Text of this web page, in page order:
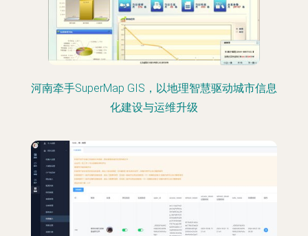
河南牵手SuperMap GIS，以地理智慧驱动城市信息
化建设与运维升级